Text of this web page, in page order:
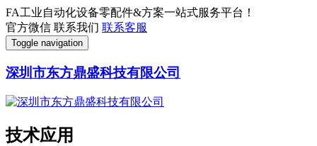
FA工业自动化设备零配件&方案一站式服务平台！
官方微信 联系我们 联系客服
Toggle navigation
深圳市东方鼎盛科技有限公司
技术应用